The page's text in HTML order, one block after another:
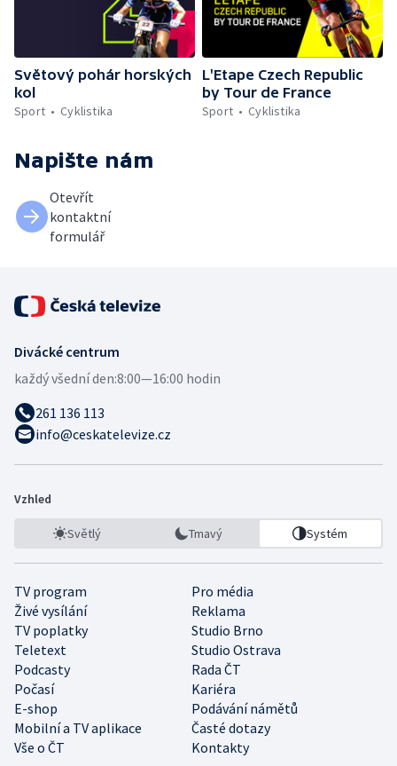
Světový pohár horských
kol
Sport
Cyklistika
L'Etape Czech Republic
by Tour de France
Sport
Cyklistika
Napište nám
Otevřít
kontaktní
formulář
Divácké centrum
každý všední den:8:00—16:00 hodin
261 136 113
info@ceskatelevize.cz
Vzhled
Světlý Tmavý Systém
TV program
Pro média
Živé vysílání
Reklama
TV poplatky
Studio Brno
Teletext
Studio Ostrava
Podcasty
Rada ČT
Počasí
Kariéra
E-shop
Podávání námětů
Mobilní a TV aplikace
Časté dotazy
Vše o ČT
Kontakty